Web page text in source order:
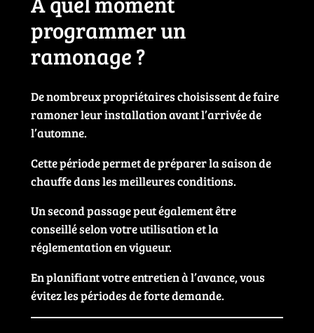
programmer un
ramonage ?
De nombreux propriétaires choisissent de faire
ramoner leur installation avant l’arrivée de
l’automne.
Cette période permet de préparer la saison de
chauffe dans les meilleures conditions.
Un second passage peut également être
conseillé selon votre utilisation et la
réglementation en vigueur.
En planifiant votre entretien à l’avance, vous
évitez les périodes de forte demande.